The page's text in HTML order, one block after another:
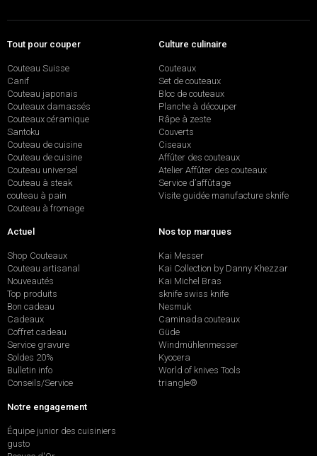
Tout pour couper
Couteau Suisse
Canif
Couteau japonais
Couteaux damassés
Couteaux céramique
Santoku
Couteau de cuisine
Couteau de cuisine
Couteau universel
Couteau à steak
couteau à pain
Couteau à fromage
Culture culinaire
Couteaux
Set de couteaux
Bloc de couteaux
Planche à découper
Râpe à zeste
Couverts
Ciseaux
Affûter des couteaux
Atelier Affûter des couteaux
Service d’affûtage
Visite guidée manufacture sknife
Actuel
Shop Couteaux
Couteau artisanal
Nouveautés
Top produits
Bon cadeau
Cadeaux
Coffret cadeau
Service gravure
Soldes 20%
Bulletin info
Conseils/Service
Nos top marques
Kai Messer
Kai Collection by Danny Khezzar
Kai Michel Bras
sknife swiss knife
Nesmuk
Caminada couteaux
Güde
Windmühlenmesser
Kyocera
World of knives Tools
triangle®
Notre engagement
Équipe junior des cuisiniers
gusto